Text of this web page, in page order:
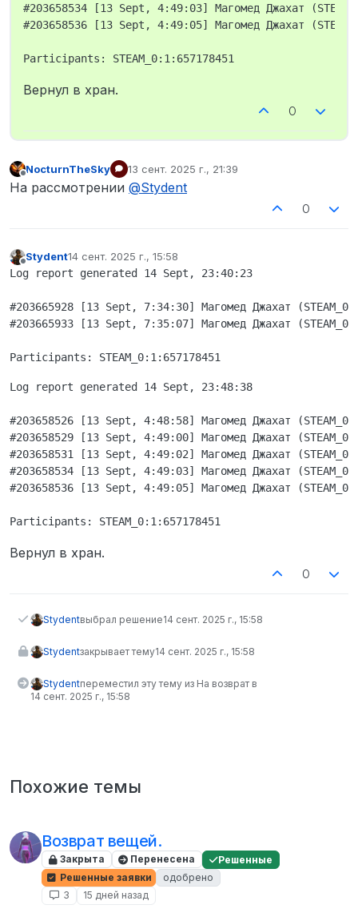
#203658534 [13 Sept, 4:49:03] Магомед Джахат
#203658536 [13 Sept, 4:49:05] Магомед Джахат
Вернул в хран.
0
NocturnTheSky 13 сент. 2025 г., 21:39
отредактировано
На рассмотрении @Stydent
0
Не в сети
Stydent14 сент. 2025 г., 15:58
отредактировано
Log report generated 14 Sept, 23:40:23
#203665928 [13 Sept, 7:34:30] Магомед Джахат
#203665933 [13 Sept, 7:35:07] Магомед Джахат
Log report generated 14 Sept, 23:48:38
#203658526 [13 Sept, 4:48:58] Магомед Джахат
#203658529 [13 Sept, 4:49:00] Магомед Джахат
#203658531 [13 Sept, 4:49:02] Магомед Джахат
#203658534 [13 Sept, 4:49:03] Магомед Джахат
#203658536 [13 Sept, 4:49:05] Магомед Джахат
Вернул в хран.
0
Stydentвыбрал решение14 сент. 2025 г., 15:58
Stydentзакрывает тему14 сент. 2025 г., 15:58
Stydentпереместил эту тему из На возврат в
14 сент. 2025 г., 15:58
Похожие темы
Возврат вещей.
Закрыта Перенесена
Решенные
Решенные заявки
одобрено
3
15 дней назад